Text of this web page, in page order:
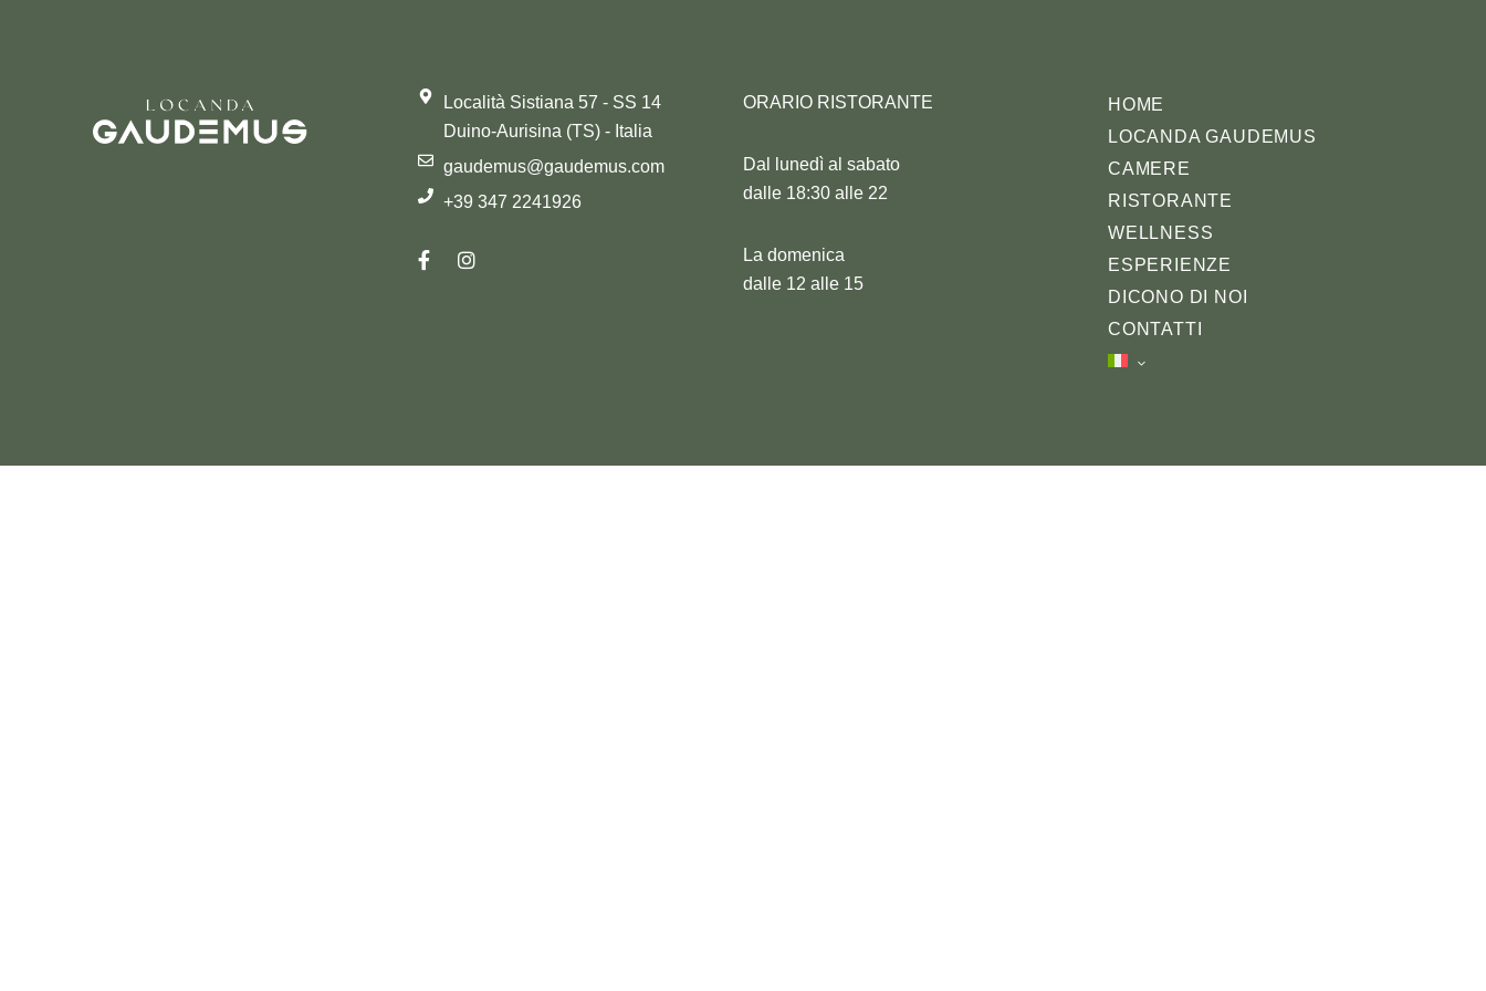
Località Sistiana 57 - SS 14
Duino-Aurisina (TS) - Italia
gaudemus@gaudemus.com
+39 347 2241926
ORARIO RISTORANTE
Dal lunedì al sabato
dalle 18:30 alle 22
La domenica
dalle 12 alle 15
HOME
LOCANDA GAUDEMUS
CAMERE
RISTORANTE
WELLNESS
ESPERIENZE
DICONO DI NOI
CONTATTI